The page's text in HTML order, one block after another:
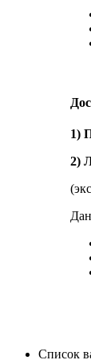
1)
2)
Список